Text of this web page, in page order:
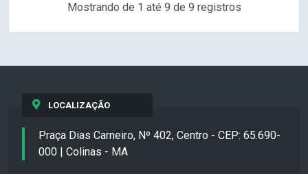
Mostrando de 1 até 9 de 9 registros
LOCALIZAÇÃO
Praça Dias Carneiro, Nº 402, Centro - CEP: 65.690-
000 | Colinas - MA